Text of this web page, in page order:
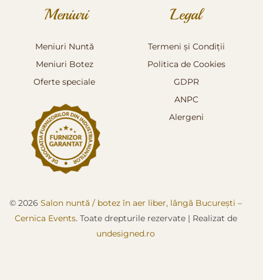
Meniuri
Meniuri Nuntă
Meniuri Botez
Oferte speciale
Legal
Termeni și Condiții
Politica de Cookies
GDPR
ANPC
Alergeni
© 2026 Salon nuntă / botez în aer liber, lângă București –
Cernica Events. Toate drepturile rezervate | Realizat de
undesigned.ro